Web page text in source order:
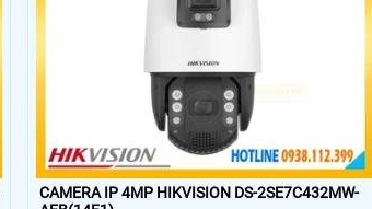
CAMERA IP 4MP HIKVISION DS-2SE7C432MW-